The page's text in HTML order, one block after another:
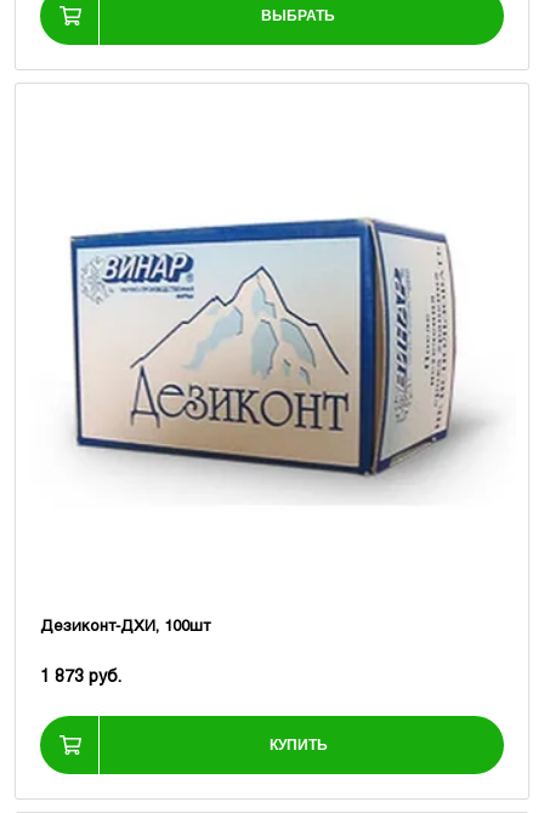
ВЫБРАТЬ
Дезиконт-ДХИ, 100шт
1 873 руб.
КУПИТЬ